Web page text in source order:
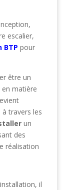
escalier,
BTP pour
être un
matière
à travers les
un
des
réalisation
il